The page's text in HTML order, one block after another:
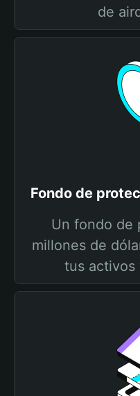
de
Fondo de
Un fondo de
millones de
tus activos